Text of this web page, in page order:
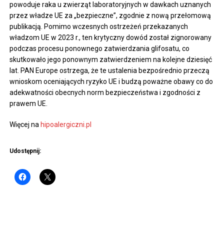
powoduje raka u zwierząt laboratoryjnych w dawkach uznanych
przez władze UE za „bezpieczne”, zgodnie z nową przełomową
publikacją. Pomimo wczesnych ostrzeżeń przekazanych
władzom UE w 2023 r., ten krytyczny dowód został zignorowany
podczas procesu ponownego zatwierdzania glifosatu, co
skutkowało jego ponownym zatwierdzeniem na kolejne dziesięć
lat. PAN Europe ostrzega, że ​​te ustalenia bezpośrednio przeczą
wnioskom oceniających ryzyko UE i budzą poważne obawy co do
adekwatności obecnych norm bezpieczeństwa i zgodności z
prawem UE.
Więcej na hipoalergiczni.pl
Udostępnij: